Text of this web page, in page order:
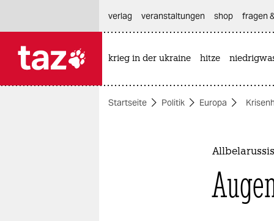
themen
verlag
veranstaltungen shop fragen
krieg in der ukraine hitze
Startseite Politik Europa